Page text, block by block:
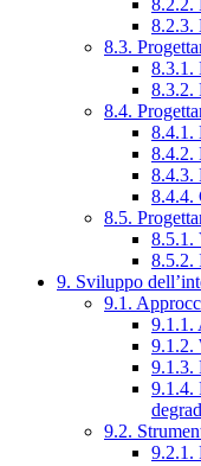
8.2.2.
8.2.3.
8.3.
8.3.1.
8.3.2.
8.4.
8.4.1.
8.4.2.
8.4.3.
8.4.4.
8.5.
8.5.1.
8.5.2.
9. Sviluppo
9.1.
9.1.1.
9.1.2.
9.1.3.
9.1.4.
9.2.
9.2.1.